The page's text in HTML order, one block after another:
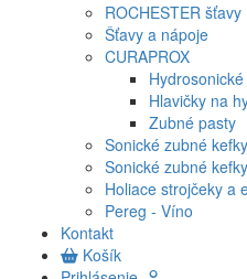
ROCHESTER šťavy
Šťavy a nápoje
CURAPROX
Hlavičky na
Zubné pasty
Sonické zubné kefky
Sonické zubné
Holiace strojčeky a
Pereg - Víno
Kontakt
Košík